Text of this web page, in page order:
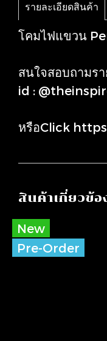
รายละเอียดสินค้า
โคมไฟแขวน
สนใจสอบถามร
id :
หรือClick
สินค้าเกี่ยวข้อ
New
Pre-Order